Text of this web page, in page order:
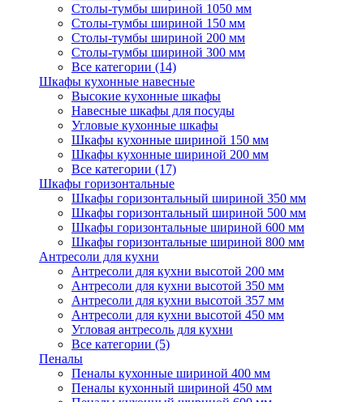
Столы-тумбы шириной 1050 мм
Столы-тумбы шириной 150 мм
Столы-тумбы шириной 200 мм
Столы-тумбы шириной 300 мм
Все категории (14)
Шкафы кухонные навесные
Высокие кухонные шкафы
Навесные шкафы для посуды
Угловые кухонные шкафы
Шкафы кухонные шириной 150 мм
Шкафы кухонные шириной 200 мм
Все категории (17)
Шкафы горизонтальные
Шкафы горизонтальный шириной 350 мм
Шкафы горизонтальный шириной 500 мм
Шкафы горизонтальные шириной 600 мм
Шкафы горизонтальные шириной 800 мм
Антресоли для кухни
Антресоли для кухни высотой 200 мм
Антресоли для кухни высотой 350 мм
Антресоли для кухни высотой 357 мм
Антресоли для кухни высотой 450 мм
Угловая антресоль для кухни
Все категории (5)
Пеналы
Пеналы кухонные шириной 400 мм
Пеналы кухонный шириной 450 мм